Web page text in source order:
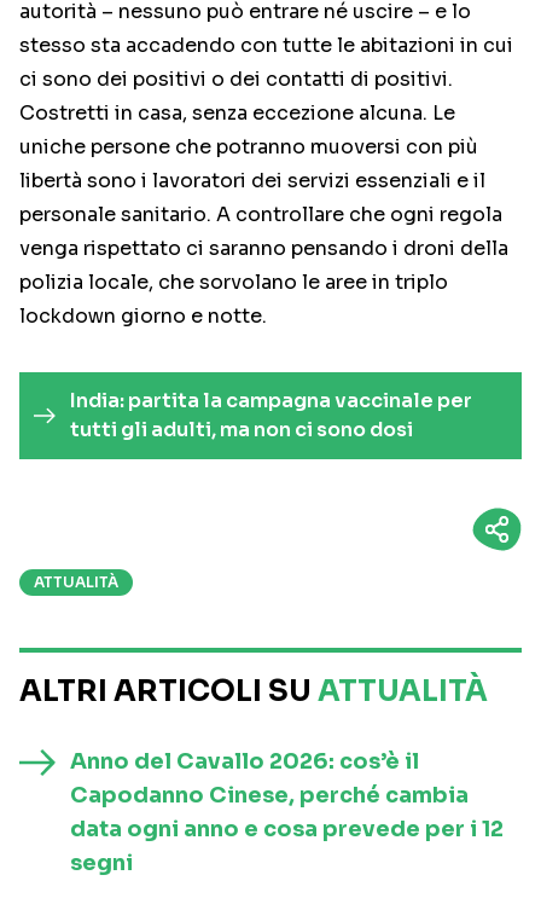
autorità – nessuno può entrare né uscire – e lo
stesso sta accadendo con tutte le abitazioni in cui
ci sono dei positivi o dei contatti di positivi.
Costretti in casa, senza eccezione alcuna. Le
uniche persone che potranno muoversi con più
libertà sono i lavoratori dei servizi essenziali e il
personale sanitario. A controllare che ogni regola
venga rispettato ci saranno pensando i droni della
polizia locale, che sorvolano le aree in triplo
lockdown giorno e notte.
India: partita la campagna vaccinale per
tutti gli adulti, ma non ci sono dosi
ATTUALITÀ
ALTRI ARTICOLI SU ATTUALITÀ
Anno del Cavallo 2026: cos’è il
Capodanno Cinese, perché cambia
data ogni anno e cosa prevede per i 12
segni